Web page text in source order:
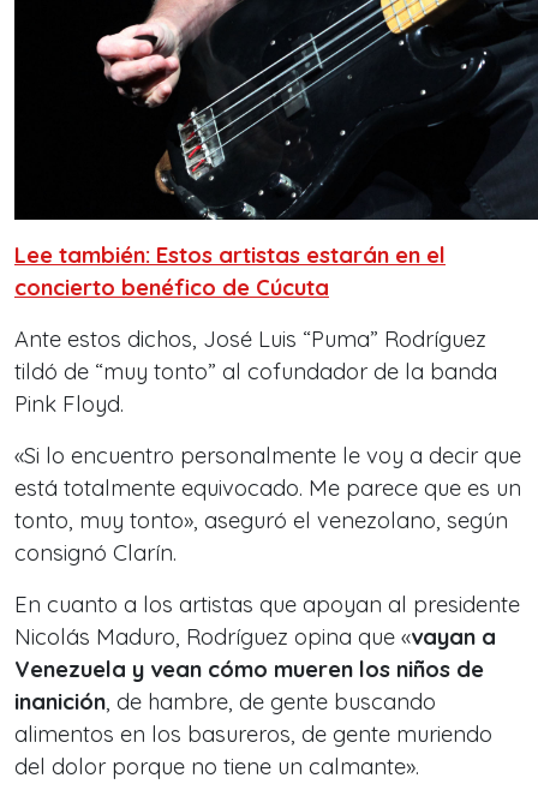
Lee también: Estos artistas estarán en el
concierto benéfico de Cúcuta
Ante estos dichos, José Luis “Puma” Rodríguez
tildó de “muy tonto” al cofundador de la banda
Pink Floyd.
«Si lo encuentro personalmente le voy a decir que
está totalmente equivocado. Me parece que es un
tonto, muy tonto», aseguró el venezolano, según
consignó Clarín.
En cuanto a los artistas que apoyan al presidente
Nicolás Maduro, Rodríguez opina que «vayan a
Venezuela y vean cómo mueren los niños de
inanición, de hambre, de gente buscando
alimentos en los basureros, de gente muriendo
del dolor porque no tiene un calmante».